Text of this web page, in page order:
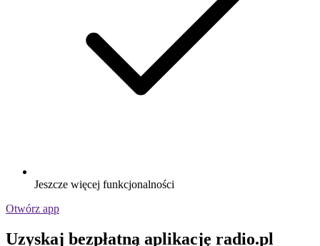
Jeszcze więcej funkcjonalności
Otwórz app
Uzyskaj bezpłatną aplikację radio.pl